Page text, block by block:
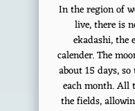
In the region of
live, there is
ekadashi, the
calender. The
about 15 days,
each month.
the fields,